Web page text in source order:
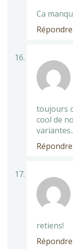
Ca
Répondre
toujours
cool de
Répondre
retiens!
Répondre